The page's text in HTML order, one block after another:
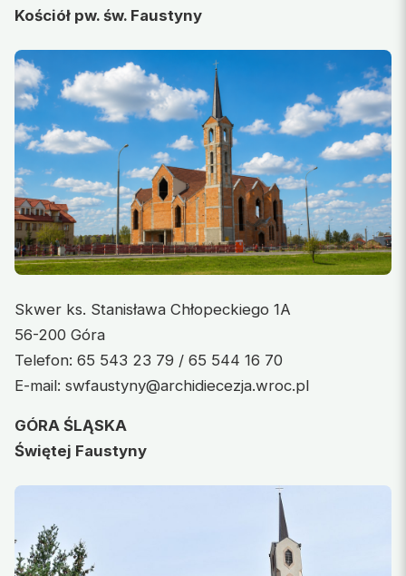
Kościół pw. św. Faustyny
Skwer ks. Stanisława Chłopeckiego 1A
56-200 Góra
Telefon: 65 543 23 79 / 65 544 16 70
E-mail: swfaustyny@archidiecezja.wroc.pl
GÓRA ŚLĄSKA
Świętej Faustyny